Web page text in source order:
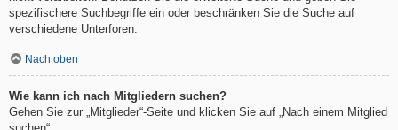
spezifischere Suchbegriffe ein oder beschränken Sie die Suche auf
verschiedene Unterforen.
Nach oben
Wie kann ich nach Mitgliedern suchen?
Gehen Sie zur „Mitglieder“-Seite und klicken Sie auf „Nach einem Mitglied